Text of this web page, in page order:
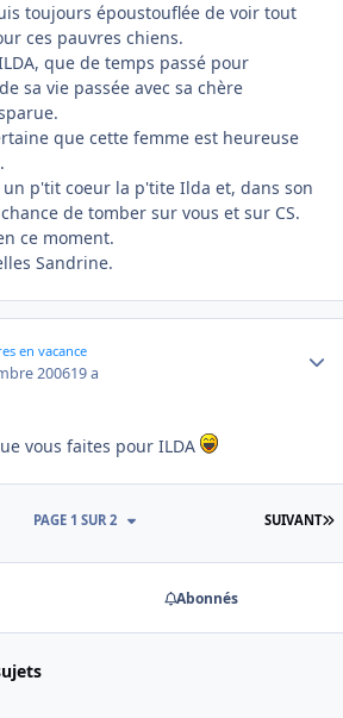
toujours époustouflée de voir tout
ces pauvres chiens.
que de temps passé pour
sa vie passée avec sa chère
que cette femme est heureuse
un p'tit coeur la p'tite Ilda et, dans son
de tomber sur vous et sur CS.
ce moment.
Sandrine.
en vacance
200619 a
vous faites pour ILDA
SUIVANT
PAGE 1 SUR 2
Abonnés